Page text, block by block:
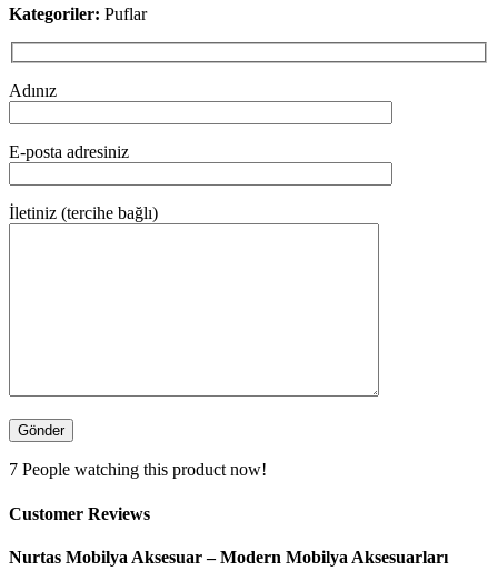
Kategoriler: Puflar
Adınız
E-posta adresiniz
İletiniz (tercihe bağlı)
7 People watching this product now!
Customer Reviews
Nurtas Mobilya Aksesuar – Modern Mobilya Aksesuarları